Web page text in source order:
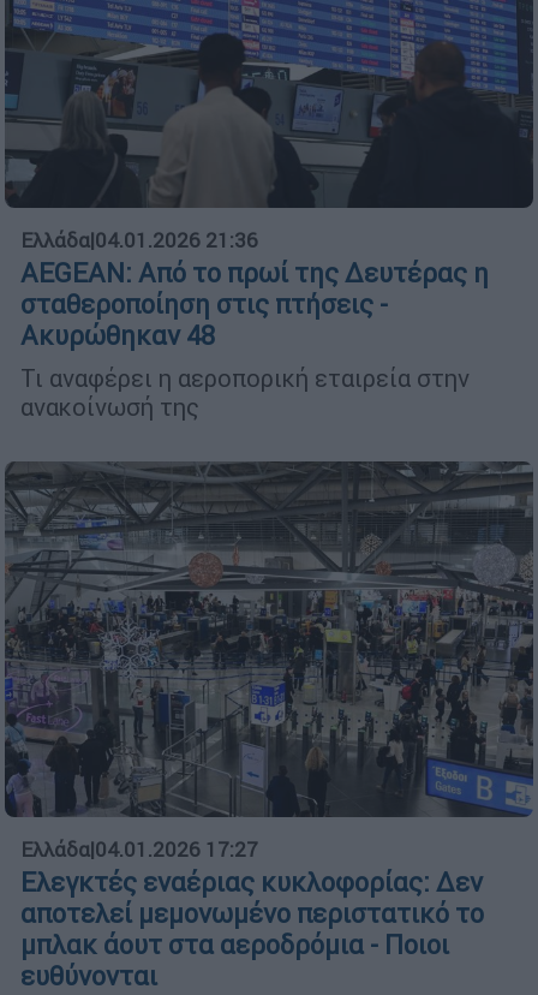
Ελλάδα|04.01.2026 21:36
AEGEAN: Από το πρωί της Δευτέρας η
σταθεροποίηση στις πτήσεις -
Ακυρώθηκαν 48
Τι αναφέρει η αεροπορική εταιρεία στην
ανακοίνωσή της
Ελλάδα|04.01.2026 17:27
Ελεγκτές εναέριας κυκλοφορίας: Δεν
αποτελεί μεμονωμένο περιστατικό το
μπλακ άουτ στα αεροδρόμια - Ποιοι
ευθύνονται